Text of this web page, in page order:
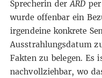
Sprecherin derARD
wurde offenbar ein
irgendeine konkrete
Ausstrahlungsdatum
Fakten zu belegen.
nachvollziehbar, wo